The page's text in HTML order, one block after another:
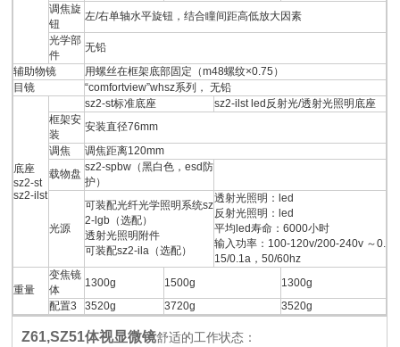
调焦旋
钮
左/右单轴水平旋钮，结合瞳间距高低放大因素
光学部
件
无铅
辅助物镜
用螺丝在框架底部固定（m48螺纹×0.75）
目镜
“comfortview”whsz系列， 无铅
底座
sz2-st
sz2-ilst
sz2-st标准底座
sz2-ilst led反射光/透射光照明底座
框架安
装
安装直径76mm
调焦
调焦距离120mm
载物盘
sz2-spbw（黑白色，esd防
护）
光源
可装配光纤光学照明系统sz
2-lgb（选配）
透射光照明附件
可装配sz2-ila（选配）
透射光照明：led
反射光照明：led
平均led寿命：6000小时
输入功率：100-120v/200-240v ～0.
15/0.1a，50/60hz
重量
变焦镜
体
1300g 1500g
1300g
配置3
3520g 3720g 3520g
Z61,SZ51体视显微镜舒适的工作状态：